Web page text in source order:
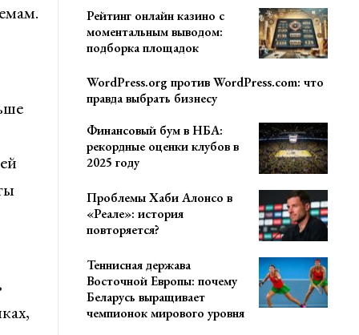
Рейтинг онлайн казино с
моментальным выводом:
подборка площадок
WordPress.org против WordPress.com: что
правда выбрать бизнесу
Финансовый бум в НБА:
рекордные оценки клубов в
2025 году
Проблемы Хаби Алонсо в
«Реале»: история
повторяется?
Теннисная держава
Восточной Европы: почему
Беларусь выращивает
чемпионок мирового уровня